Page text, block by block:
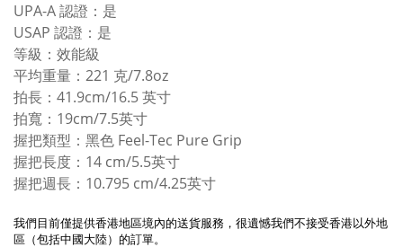
UPA-A 認證：是
USAP 認證：是
等級：效能級
平均重量：221 克/7.8oz
拍長：41.9cm/16.5 英寸
拍寬：19cm/7.5英寸
握把類型：黑色 Feel-Tec Pure Grip
握把長度：14 cm/5.5英寸
握把週長：10.795 cm/4.25英寸
我們目前僅提供香港地區境內的送貨服務，很遺憾我們不接受香港以外地
區（包括中國大陸）的訂單。